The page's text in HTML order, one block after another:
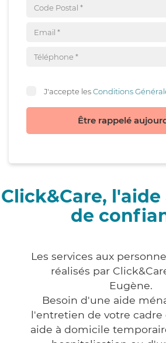
J'accepte lesConditions
Être rappelé
Click&Care,
de
Les services aux
réalisés par
Eugène.
Besoin d'une aide
l'entretien de votre cadre
aide à domicile